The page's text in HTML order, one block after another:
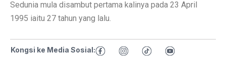
Sedunia mula disambut pertama kalinya pada 23 April
1995 iaitu 27 tahun yang lalu.
Kongsi ke Media Sosial: